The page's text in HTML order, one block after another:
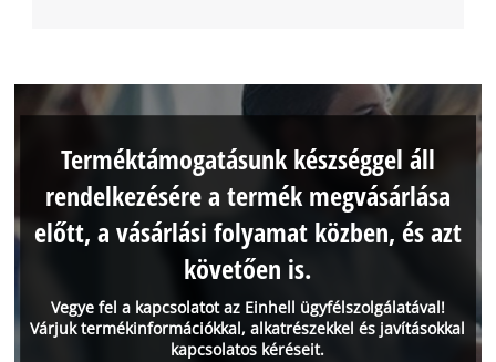
Vegye fel a kapcsolatot az Einhell ügyfélszolgálatával!
Várjuk termékinformációkkal, alkatrészekkel és javításokkal
kapcsolatos kéréseit.
Terméktámogatásunk készséggel áll
rendelkezésére a termék megvásárlása
előtt, a vásárlási folyamat közben, és azt
követően is.